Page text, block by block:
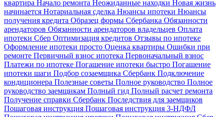
квартира Начало ремонта Неожиданные находки Новая жизнь
начинается Нотариальная сделка Нюансы ипотеки Нюансы
получения кредита Образец формы Сбербанка Обязанности
арендаторов Обязанности арендаторов владельцев Оплата
ипотеки Сбер Оптимизация кредитов Отзывы по ипотеке
Оформление ипотеки просто Оценка квартиры Ошибки при
ремонте Первичный взнос ипотека Первоначальный взнос
Платежи по ипотеке Погашение ипотеки быстро Погашение
ипотеки шаги Подбор созаемщика Сбербанк Подключение
кондиционера Полезные советы Полное руководство Полное
руководство заемщикам Полный гид Полный расчет ремонта
Получение справки Сбербанк Последствия для заемщиков
Пошаговая инструкция Пошаговая инструкция 3-НДФЛ